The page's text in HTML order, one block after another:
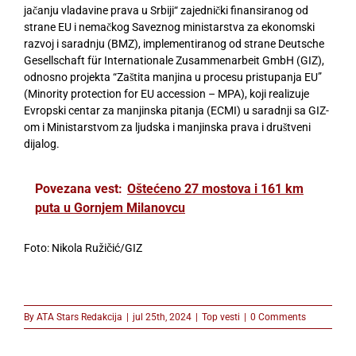
jačanju vladavine prava u Srbiji“ zajednički finansiranog od
strane EU i nemačkog Saveznog ministarstva za ekonomski
razvoj i saradnju (BMZ), implementiranog od strane Deutsche
Gesellschaft für Internationale Zusammenarbeit GmbH (GIZ),
odnosno projekta “Zaštita manjina u procesu pristupanja EU”
(Minority protection for EU accession – MPA), koji realizuje
Evropski centar za manjinska pitanja (ECMI) u saradnji sa GIZ-
om i Ministarstvom za ljudska i manjinska prava i društveni
dijalog.
Povezana vest: Oštećeno 27 mostova i 161 km
puta u Gornjem Milanovcu
Foto: Nikola Ružičić/GIZ
By ATA Stars Redakcija | jul 25th, 2024 | Top vesti | 0 Comments